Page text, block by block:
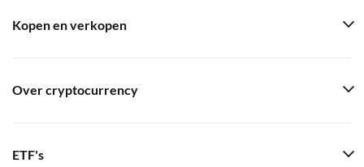
Kopen en verkopen
Over cryptocurrency
ETF's